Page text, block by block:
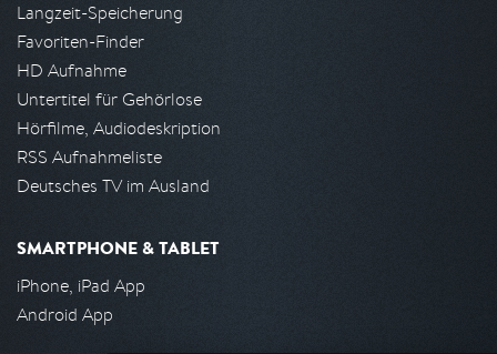
Langzeit-Speicherung
Favoriten-Finder
HD Aufnahme
Untertitel für Gehörlose
Hörfilme, Audiodeskription
RSS Aufnahmeliste
Deutsches TV im Ausland
SMARTPHONE & TABLET
iPhone, iPad App
Android App